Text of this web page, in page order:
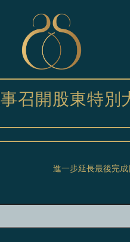
召開股東特別
進一步延長最後完成